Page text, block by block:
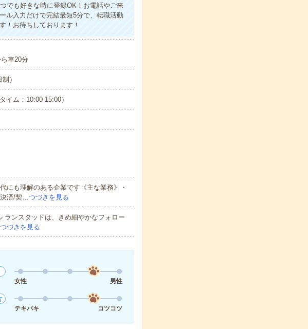
でも好きな時に登録OK！お電話やご来
ル入力だけで完結最短5分で、転職活動
！お待ちしております！
車20分
）
ム：10:00-15:00）
にも理解のある企業です《主な業務》・
決済/契…つづきを見る
ンスタッドは、きめ細やかなフォロー
つづきを見る
女性
男性
テキパキ
コツコツ